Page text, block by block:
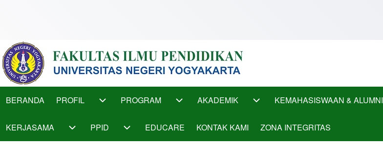
Main
menu
BERANDA PROFIL PROGRAM AKADEMIK KEMAHASISWAAN & ALUMNI
KERJASAMA
PPID EDUCARE KONTAK KAMI ZONA INTEGRITAS